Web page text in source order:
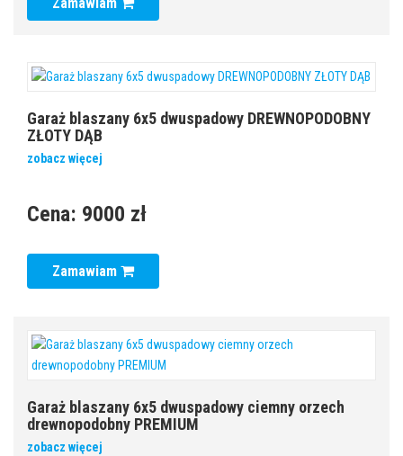
Garaż blaszany 6x5 dwuspadowy DREWNOPODOBNY
ZŁOTY DĄB
zobacz więcej
Cena: 9000 zł
Zamawiam
Garaż blaszany 6x5 dwuspadowy ciemny orzech
drewnopodobny PREMIUM
zobacz więcej